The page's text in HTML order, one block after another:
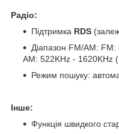
Радіо:
Підтримка RDS
Діапазон FM/AM: FM:
АМ: 522KHz - 1620KHz
Режим пошуку:
Інше:
Функція швидкого